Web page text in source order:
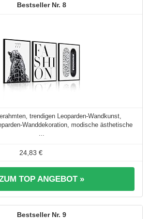
8
trendigen Leoparden-Wandkunst,
Wanddekoration, modische ästhetische
24,83 €
TOP ANGEBOT »
9